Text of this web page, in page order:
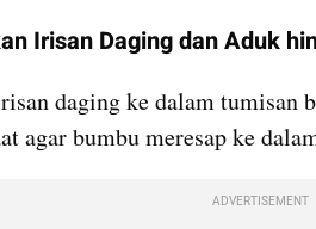
Irisan Daging dan Aduk
daging ke dalam tumisan
agar bumbu meresap ke
ADVERTISEMENT